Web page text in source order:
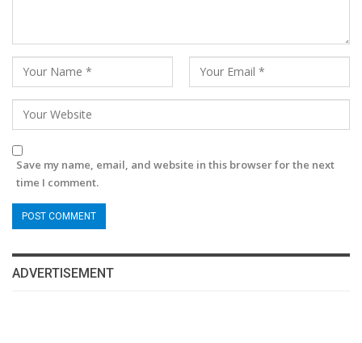
Save my name, email, and website in this browser for the next
time I comment.
ADVERTISEMENT